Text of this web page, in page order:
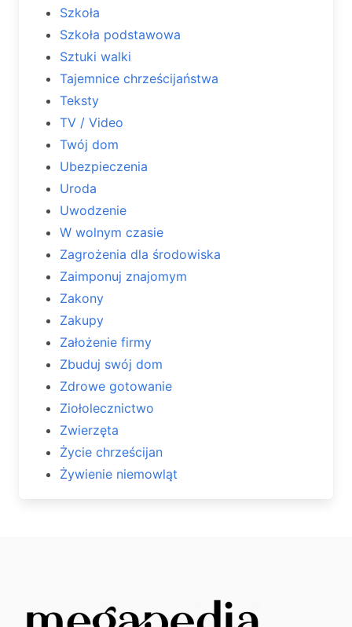
Szkoła
Szkoła podstawowa
Sztuki walki
Tajemnice chrześcijaństwa
Teksty
TV / Video
Twój dom
Ubezpieczenia
Uroda
Uwodzenie
W wolnym czasie
Zagrożenia dla środowiska
Zaimponuj znajomym
Zakony
Zakupy
Założenie firmy
Zbuduj swój dom
Zdrowe gotowanie
Ziołolecznictwo
Zwierzęta
Życie chrześcijan
Żywienie niemowląt